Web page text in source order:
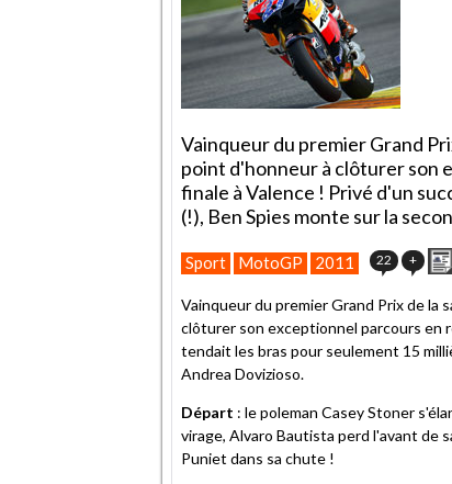
Vainqueur du premier Grand
point d'honneur à clôturer son
finale à Valence ! Privé d'un
(!), Ben Spies monte sur la
Sport MotoGP 2011 22 +
Vainqueur du premier Grand Prix de la
clôturer son exceptionnel parcours en
tendait les bras pour seulement 15
Andrea Dovizioso.
Départ : le poleman Casey Stoner
virage, Alvaro Bautista perd l'avant de
Puniet dans sa chute !